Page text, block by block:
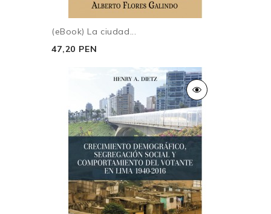
(eBook) La ciudad...
47,20 PEN